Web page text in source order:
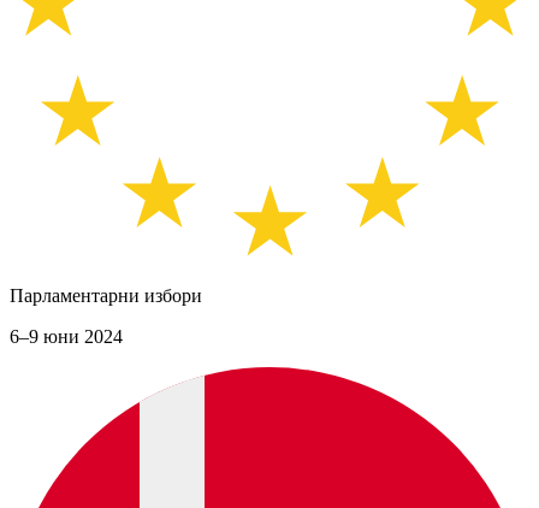
Парламентарни избори
6–9 юни 2024